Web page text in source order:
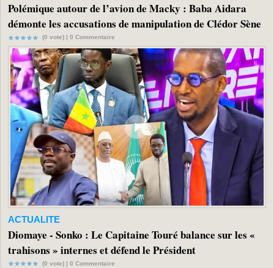
Polémique autour de l’avion de Macky : Baba Aidara
démonte les accusations de manipulation de Clédor Sène
(0 vote) | 0 Commentaire
ACTUALITE
Diomaye - Sonko : Le Capitaine Touré balance sur les «
trahisons » internes et défend le Président
(0 vote) | 0 Commentaire